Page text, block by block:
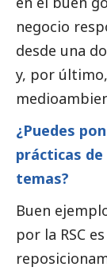
negocio
desde una
y, por
¿Puedes
prácticas
temas?
Buen
por la RSC